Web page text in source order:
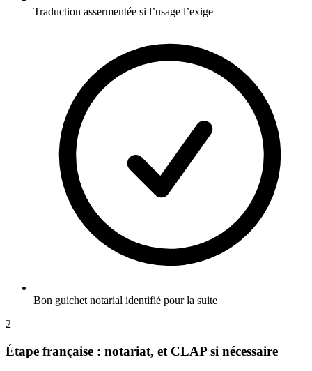
Traduction assermentée si l’usage l’exige
Bon guichet notarial identifié pour la suite
2
Étape française : notariat, et CLAP si nécessaire